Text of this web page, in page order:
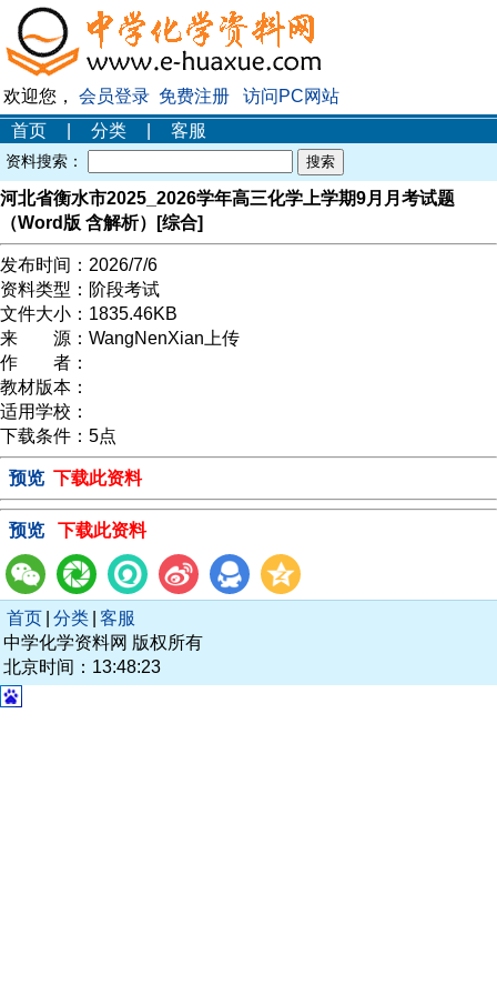
欢迎您， 会员登录 免费注册
访问PC网站
首页
分类 客服
资料搜索：
河北省衡水市2025_2026学年高三化学上学期9月月考试题
（Word版 含解析）[综合]
发布时间： 2026/7/6
资料类型： 阶段考试
文件大小： 1835.46KB
来 源： WangNenXian上传
作 者：
教材版本：
适用学校：
下载条件： 5点
预览 下载此资料
预览 下载此资料
首页 分类 客服
中学化学资料网 版权所有
北京时间：13:48:23